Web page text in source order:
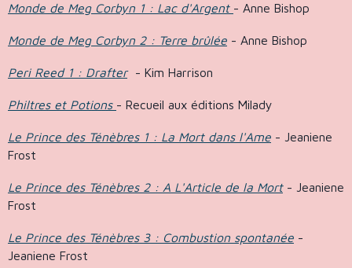
Monde de Meg Corbyn 1 : Lac d'Argent - Anne Bishop
Monde de Meg Corbyn 2 : Terre brûlée - Anne Bishop
Peri Reed 1 : Drafter- Kim Harrison
Philtres et Potions - Recueil aux éditions Milady
Le Prince des Ténèbres 1 : La Mort dans l'Ame - Jeaniene
Frost
Le Prince des Ténèbres 2 : A L'Article de la Mort- Jeaniene
Frost
Le Prince des Ténèbres 3 : Combustion spontanée -
Jeaniene Frost